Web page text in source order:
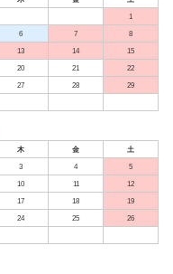
1
6 7
8
13 14
15
20 21
22
27 28
29
木 金
土
3 4
5
10 11
12
17 18
19
24 25
26